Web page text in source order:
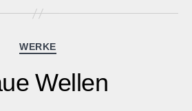
Kategorien
WERKE
Wellen